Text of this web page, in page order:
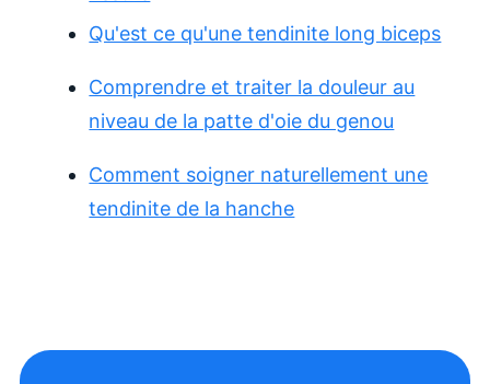
Qu'est ce qu'une tendinite long biceps
Comprendre et traiter la douleur au
niveau de la patte d'oie du genou
Comment soigner naturellement une
tendinite de la hanche